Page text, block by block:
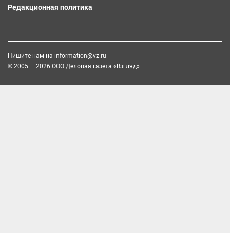
Редакционная политика
Пишите нам на information@vz.ru
© 2005 — 2026 ООО Деловая газета «Взгляд»